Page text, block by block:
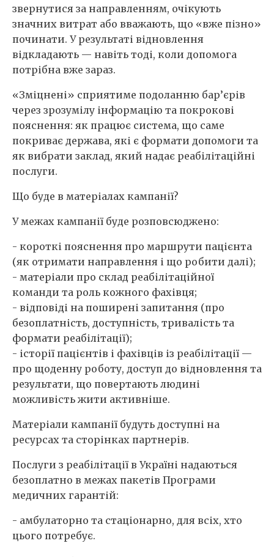
звернутися за направленням, очікують
значних витрат або вважають, що «вже пізно»
починати. У результаті відновлення
відкладають — навіть тоді, коли допомога
потрібна вже зараз.
«Зміцнені» сприятиме подоланню бар’єрів
через зрозумілу інформацію та покрокові
пояснення: як працює система, що саме
покриває держава, які є формати допомоги та
як вибрати заклад, який надає реабілітаційні
послуги.
Що буде в матеріалах кампанії?
У межах кампанії буде розповсюджено:
- короткі пояснення про маршрути пацієнта
(як отримати направлення і що робити далі);
- матеріали про склад реабілітаційної
команди та роль кожного фахівця;
- відповіді на поширені запитання (про
безоплатність, доступність, тривалість та
формати реабілітації);
- історії пацієнтів і фахівців із реабілітації —
про щоденну роботу, доступ до відновлення та
результати, що повертають людині
можливість жити активніше.
Матеріали кампанії будуть доступні на
ресурсах та сторінках партнерів.
Послуги з реабілітації в Україні надаються
безоплатно в межах пакетів Програми
медичних гарантій:
- амбулаторно та стаціонарно, для всіх, хто
цього потребує.